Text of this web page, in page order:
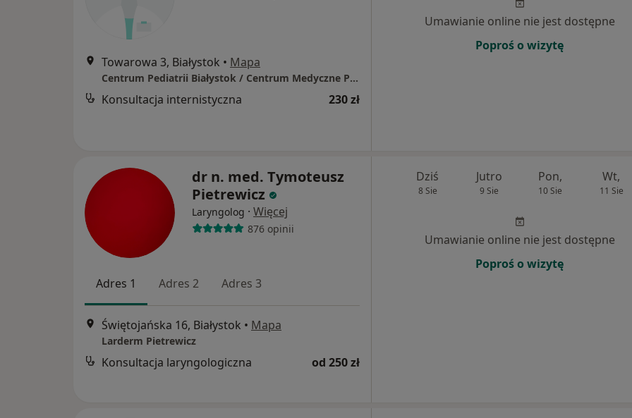
Towarowa 3, Białystok • Mapa
Centrum Pediatrii Białystok / Centrum Medyczne Pułaskiego
Konsultacja internistyczna 230 zł
Umawianie online nie jest dostępne
Poproś o wizytę
dr n. med. Tymoteusz
Pietrewicz
Laryngolog · Więcej
876 opinii
Adres 1 Adres 2 Adres 3
Świętojańska 16, Białystok • Mapa
Larderm Pietrewicz
Konsultacja laryngologiczna od 250 zł
Dziś
8 Sie
Jutro
9 Sie
Pon,
10 Sie
Wt,
11 Sie
Umawianie online nie jest dostępne
Poproś o wizytę